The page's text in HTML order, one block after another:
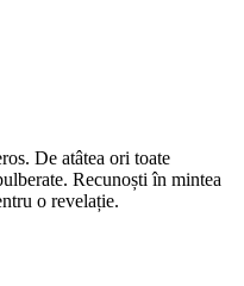
De atâtea ori toate
Recunoști în mintea
o revelație.